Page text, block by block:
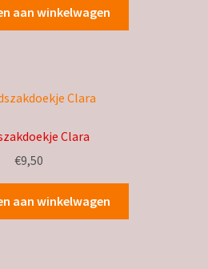
was:
€29,50.
is:
€22,50.
aan winkelwagen
Clara
€9,50
aan winkelwagen